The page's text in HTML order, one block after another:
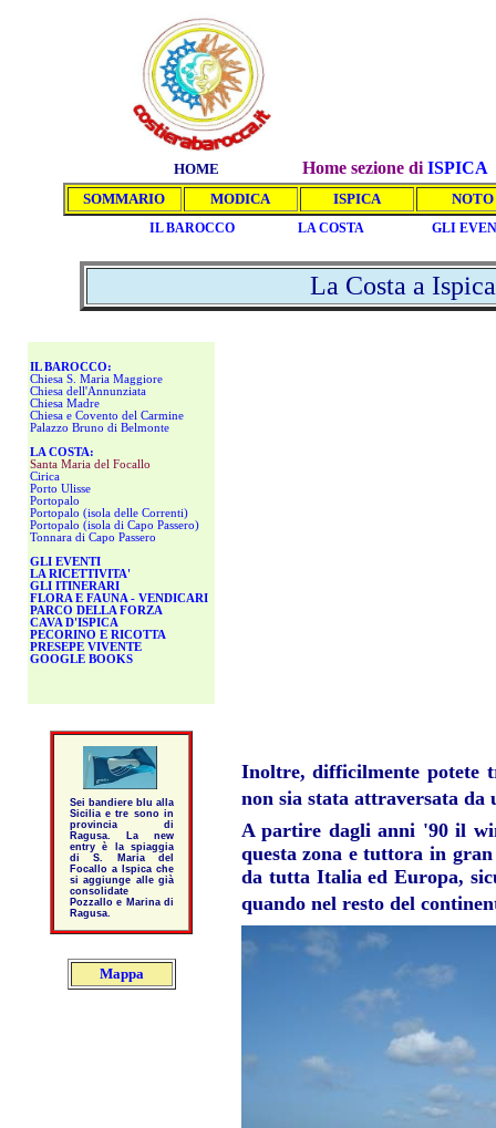
HOME Home sezione di ISPICA
SOMMARIO MODICA ISPICA NOTO
IL BAROCCO LA COSTA GLI
La Costa a
IL BAROCCO:
Chiesa S. Maria Maggiore
Chiesa dell'Annunziata
Chiesa Madre
Chiesa e Covento del Carmine
Palazzo Bruno di Belmonte
LA COSTA:
Santa Maria del Focallo
Cirica
Porto Ulisse
Portopalo
Portopalo (isola delle Correnti)
Portopalo (isola di Capo Passero)
Tonnara di Capo Passero
GLI EVENTI
LA RICETTIVITA'
GLI ITINERARI
FLORA E FAUNA - VENDICARI
PARCO DELLA FORZA
CAVA D'ISPICA
PECORINO E RICOTTA
PRESEPE VIVENTE
GOOGLE BOOKS
Sei bandiere blu alla
Sicilia e tre sono in
provincia di
Ragusa. La new
entry è la spiaggia
di S. Maria del
Focallo a Ispica che
si aggiunge alle già
consolidate
Pozzallo e Marina di
Ragusa.
Mappa
Inoltre, difficilmente potete
non sia stata attraversata
A partire dagli anni '90 il
questa zona e tuttora in
da tutta Italia ed Europa,
quando nel resto del